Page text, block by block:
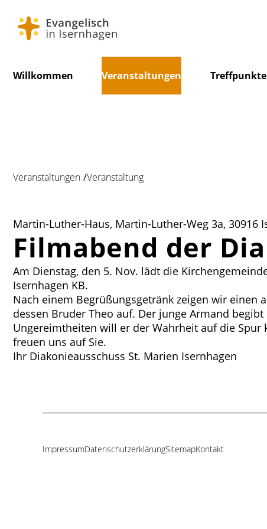
überspringen
Willkommen Veranstaltungen Treffpunkte
Veranstaltungen Veranstaltung
Martin-Luther-Haus, Martin-Luther-Weg 3a, 30916
Filmabend der
Am Dienstag, den 5. Nov. lädt die
Isernhagen KB.
Nach einem Begrüßungsgetränk zeigen wir einen
dessen Bruder Theo auf. Der junge Armand
Ungereimtheiten will er der Wahrheit auf die Spur
freuen uns auf Sie.
Ihr Diakonieausschuss St. Marien Isernhagen
Navigation
ImpressumDatenschutzerklärungSitemapKontakt